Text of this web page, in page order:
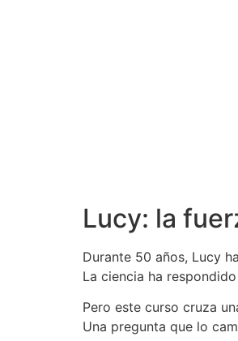
Lucy: la
Durante 50 años, Lucy
La ciencia ha
Pero este curso cruza
Una pregunta que lo